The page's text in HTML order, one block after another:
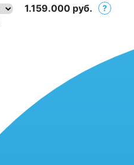
1.159.000 руб. ?